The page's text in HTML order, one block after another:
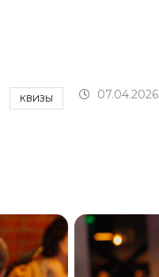
КВИЗЫ 07.04.2026